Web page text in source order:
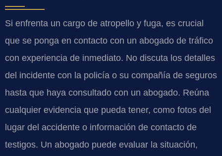
Si enfrenta un cargo de atropello y fuga, es crucial
que se ponga en contacto con un abogado de tráfico
con experiencia de inmediato. No discuta los detalles
del incidente con la policía o su compañía de seguros
hasta que haya consultado con un abogado. Reúna
cualquier evidencia que pueda tener, como fotos del
lugar del accidente o información de contacto de
testigos. Un abogado puede evaluar la situación,